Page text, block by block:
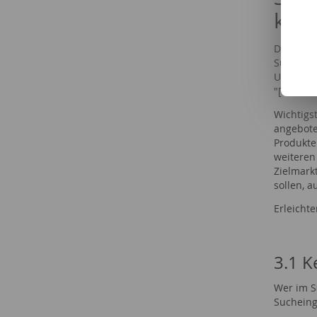
Die
Usern
sollen,
3.1
Wer im